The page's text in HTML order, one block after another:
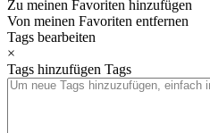
Zu meinen Favoriten hinzufügen
Von meinen Favoriten entfernen
Tags bearbeiten
×
Tags hinzufügen Tags